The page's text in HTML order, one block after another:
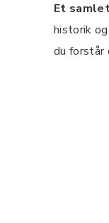
Et
historik
du forstår